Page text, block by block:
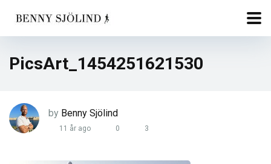
PicsArt_1454251621530
by Benny Sjölind
11 år ago 0 3